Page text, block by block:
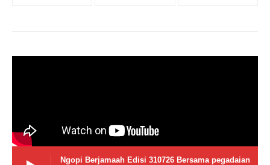
Ngopi Berjamaah Edisi 310726 Bersama pegadaian